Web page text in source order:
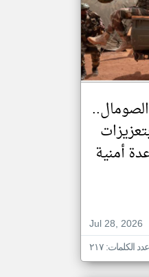
تغيير الدولة
الأخبار من الصومال
الصومال على مدار الساعة
الصومال العاجلة والمباشرة
أمنية
Jul 28, 2026
عدد الكلمات: ٢١٧
klyoum.com